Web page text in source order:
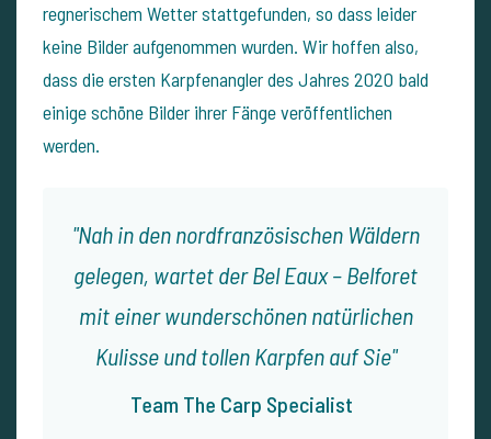
regnerischem Wetter stattgefunden, so dass leider
keine Bilder aufgenommen wurden. Wir hoffen also,
dass die ersten Karpfenangler des Jahres 2020 bald
einige schöne Bilder ihrer Fänge veröffentlichen
werden.
Nah in den nordfranzösischen Wäldern
gelegen, wartet der Bel Eaux – Belforet
mit einer wunderschönen natürlichen
Kulisse und tollen Karpfen auf Sie
Team The Carp Specialist